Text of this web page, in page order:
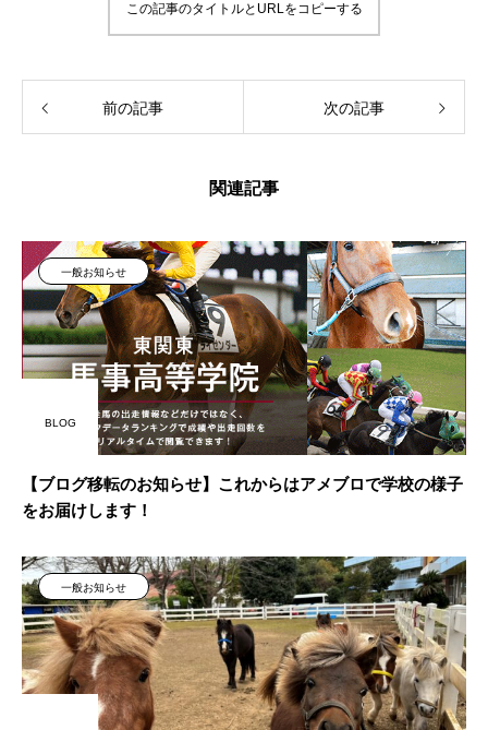
この記事のタイトルとURLをコピーする
前の記事 次の記事
関連記事
一般お知らせ
BLOG
【ブログ移転のお知らせ】これからはアメブロで学校の様子
をお届けします！
一般お知らせ